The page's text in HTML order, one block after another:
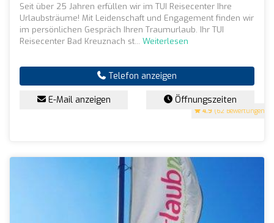
4.9 (62 Bewertungen)
Seit über 25 Jahren erfüllen wir im TUI Reisecenter Ihre
Urlaubsträume! Mit Leidenschaft und Engagement finden wir
im persönlichen Gespräch Ihren Traumurlaub. Ihr TUI
Reisecenter Bad Kreuznach st... Weiterlesen
Telefon anzeigen
E-Mail anzeigen Öffnungszeiten